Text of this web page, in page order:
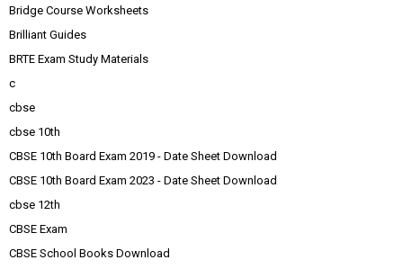
Bridge Course Worksheets
Brilliant Guides
BRTE Exam Study Materials
c
cbse
cbse 10th
CBSE 10th Board Exam 2019 - Date Sheet Download
CBSE 10th Board Exam 2023 - Date Sheet Download
cbse 12th
CBSE Exam
CBSE School Books Download